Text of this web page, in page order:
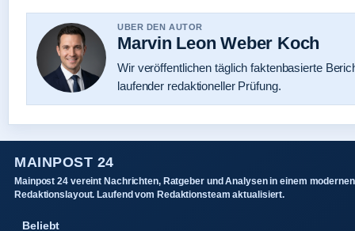
UBER DEN AUTOR
Marvin Leon Weber Koch
Wir veröffentlichen täglich faktenbasierte
laufender redaktioneller Prüfung.
MAINPOST 24
Mainpost 24 vereint Nachrichten, Ratgeber und Analysen in einem modernen
Redaktionslayout. Laufend vom Redaktionsteam aktualisiert.
Beliebt